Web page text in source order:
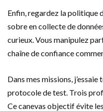
Enfin, regardez la politique
sobre en collecte de
curieux. Vous manipulez
chaîne de confiance
Dans mes missions,
protocole de test. Trois
Ce canevas objectif évite